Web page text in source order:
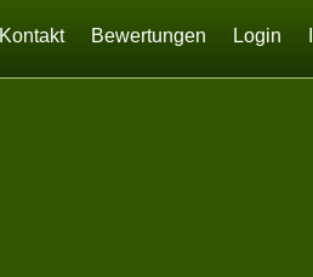
Kontakt Bewertungen Login